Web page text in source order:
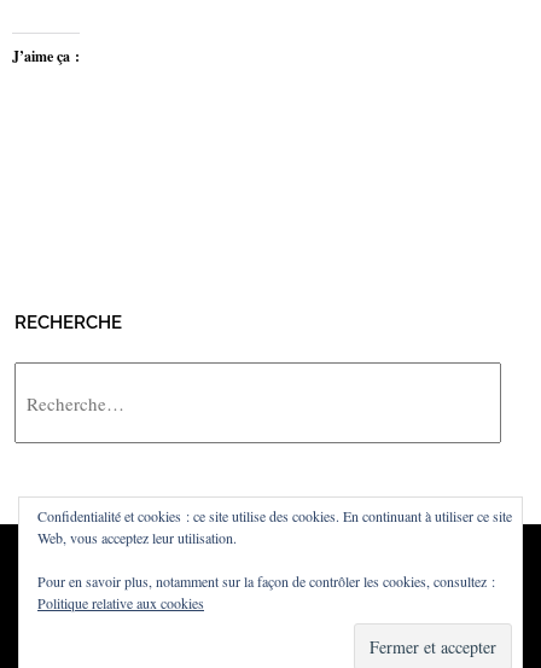
J’aime ça :
RECHERCHE
Powered byWordPress
Confidentialité et cookies : ce site utilise des cookies. En continuant à utiliser ce site
Web, vous acceptez leur utilisation.
Pour en savoir plus, notamment sur la façon de contrôler les cookies, consultez :
Politique relative aux cookies